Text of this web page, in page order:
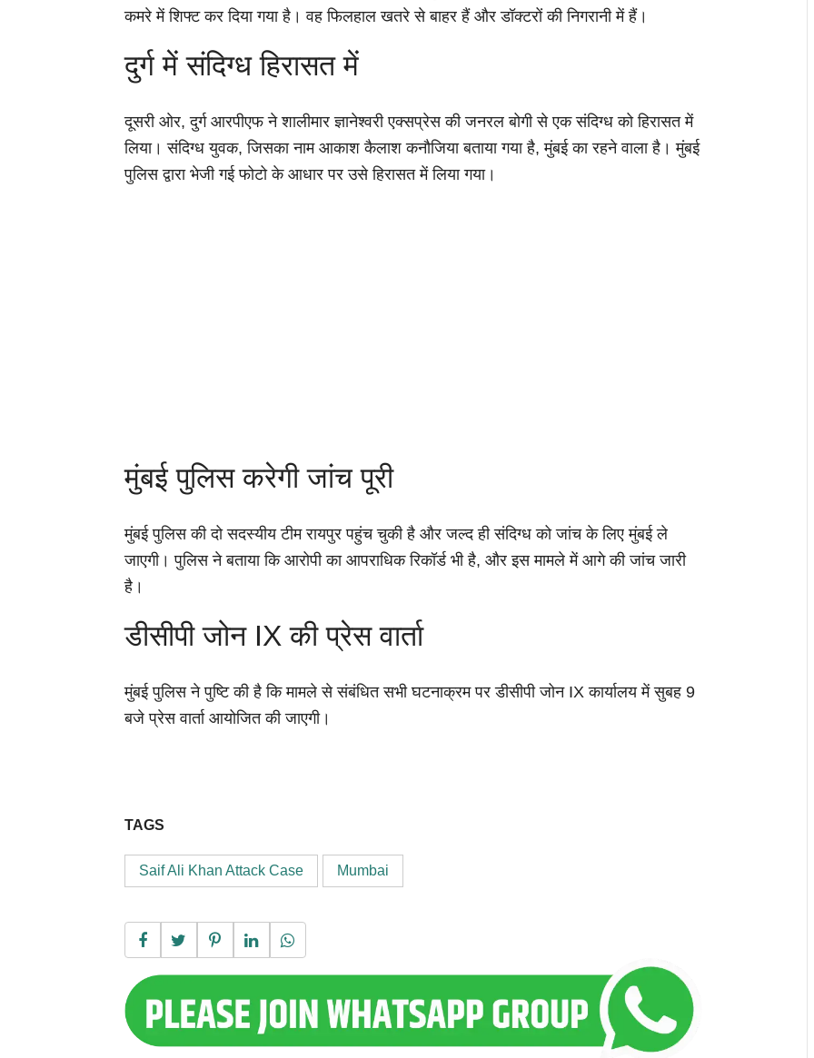
कमरे में शिफ्ट कर दिया गया है। वह फिलहाल खतरे से बाहर हैं और डॉक्टरों की निगरानी में हैं।
दुर्ग में संदिग्ध हिरासत में
दूसरी ओर, दुर्ग आरपीएफ ने शालीमार ज्ञानेश्वरी एक्सप्रेस की जनरल बोगी से एक संदिग्ध को हिरासत में
लिया। संदिग्ध युवक, जिसका नाम आकाश कैलाश कनौजिया बताया गया है, मुंबई का रहने वाला है। मुंबई
पुलिस द्वारा भेजी गई फोटो के आधार पर उसे हिरासत में लिया गया।
मुंबई पुलिस करेगी जांच पूरी
मुंबई पुलिस की दो सदस्यीय टीम रायपुर पहुंच चुकी है और जल्द ही संदिग्ध को जांच के लिए मुंबई ले
जाएगी। पुलिस ने बताया कि आरोपी का आपराधिक रिकॉर्ड भी है, और इस मामले में आगे की जांच जारी
है।
डीसीपी जोन IX की प्रेस वार्ता
मुंबई पुलिस ने पुष्टि की है कि मामले से संबंधित सभी घटनाक्रम पर डीसीपी जोन IX कार्यालय में सुबह 9
बजे प्रेस वार्ता आयोजित की जाएगी।
TAGS
Saif Ali Khan Attack Case Mumbai